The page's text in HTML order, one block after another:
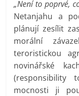
„Není to poprvé,
Netanjahu a
plánují zesílit
morální
teroristickou
novinářské
(responsibility
mocnosti ji